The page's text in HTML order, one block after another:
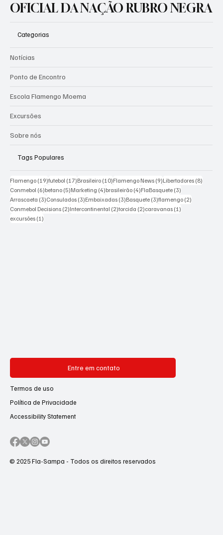
OFICIAL DA NAÇÃO RUBRO NEGRA
Categorias
Notícias
Ponto de Encontro
Escola Flamengo Moema
Excursões
Sobre nós
Tags Populares
Flamengo (19)19 posts
futebol (17)17 posts
Brasileiro (10)10 posts
Flamengo News (9)9 posts
Libertadores (8)
Conmebol (6)6 posts
betano (5)5 posts
Marketing (4)4 posts
brasileirão (4)4 posts
FlaBasquete (3)
Arrascaeta (3)3 posts
Consulados (3)3 posts
Embaixadas (3)3 posts
Basquete (3)3 posts
flamengo (2)
Conmebol Decisions (2)2 posts
Intercontinental (2)2 posts
torcida (2)2 posts
caravanas (1)
excursões (1)
Entre em contato
Termos de uso
Política de Privacidade
Accessibility Statement
© 2025 Fla-Sampa - Todos os direitos reservados